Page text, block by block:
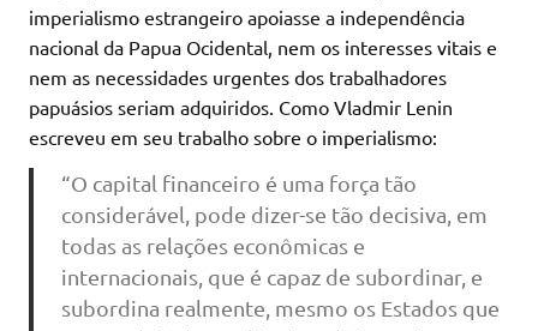
imperialismo estrangeiro apoiasse a independência
nacional da Papua Ocidental, nem os interesses vitais e
nem as necessidades urgentes dos trabalhadores
papuásios seriam adquiridos. Como Vladmir Lenin
escreveu em seu trabalho sobre o imperialismo:
“O capital financeiro é uma força tão
considerável, pode dizer-se tão decisiva, em
todas as relações econômicas e
internacionais, que é capaz de subordinar, e
subordina realmente, mesmo os Estados que